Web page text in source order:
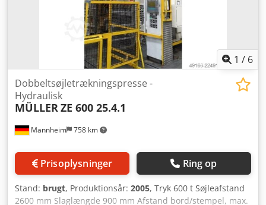
før nedtagning tilgængelig hos udbyderen
1 / 6
Mannheim 758 km
Dobbeltsøjletrækningspresse -
Hydraulisk
MÜLLER ZE 600 25.4.1
Prisoplysninger Ring op
Stand: brugt, Produktionsår: 2005, Tryk 600 t Søjleafstand
2600 mm Slaglængde 900 mm Afstand bord/stempel, max.